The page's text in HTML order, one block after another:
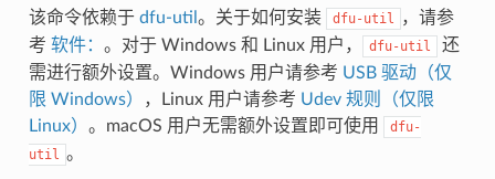
该命令依赖于 dfu-util 。关于如何安装 dfu-util
，请参
考 软件： 。对于 Windows 和 Linux 用户， dfu-util
还
需进行额外设置。Windows 用户请参考 USB 驱动（仅
限 Windows）
，Linux 用户请参考 Udev 规则（仅限
Linux） 。macOS 用户无需额外设置即可使用
dfu-
util 。